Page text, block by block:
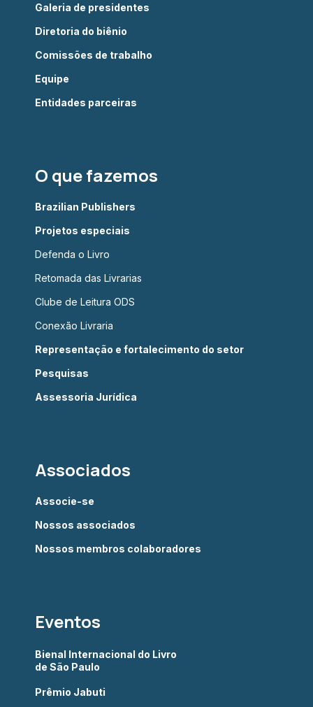
Galeria de presidentes
Diretoria do biênio
Comissões de trabalho
Equipe
Entidades parceiras
O que fazemos
Brazilian Publishers
Projetos especiais
Defenda o Livro
Retomada das Livrarias
Clube de Leitura ODS
Conexão Livraria
Representação e fortalecimento do setor
Pesquisas
Assessoria Jurídica
Associados
Associe-se
Nossos associados
Nossos membros colaboradores
Eventos
Bienal Internacional do Livro
de São Paulo
Prêmio Jabuti